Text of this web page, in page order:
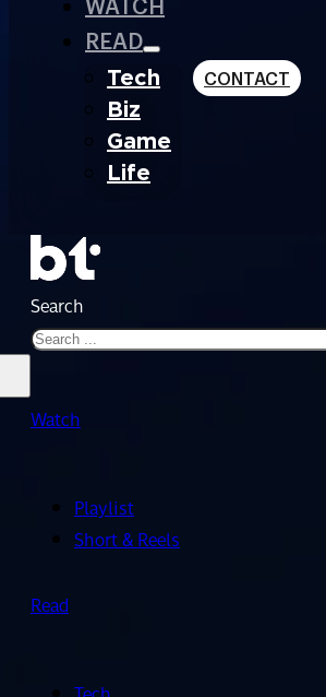
READ
Tech
Biz
Game
Life
CONTACT
Search
Watch
Playlist
Short & Reels
Read